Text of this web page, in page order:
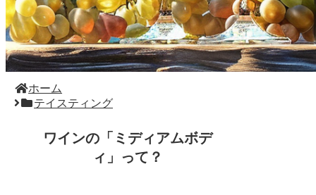
ホーム
テイスティング
ワインの「ミディアムボデ
ィ」って？